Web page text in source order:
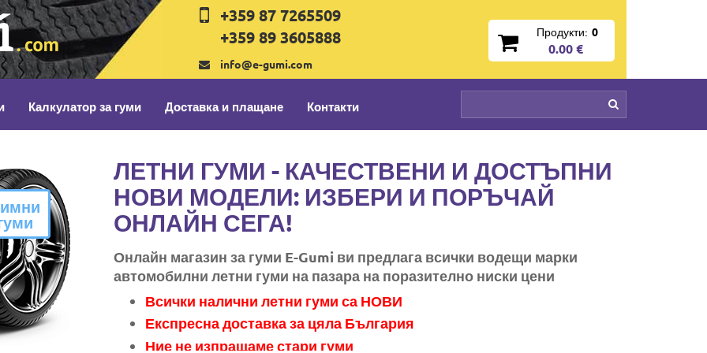
+359 87 7265509
+359 89 3605888
info@e-gumi.com
Продукти: 0
0.00 €
Калкулатор за гуми Доставка и плащане Контакти
ЛЕТНИ ГУМИ - КАЧЕСТВЕНИ И ДОСТЪПНИ
НОВИ МОДЕЛИ: ИЗБЕРИ И ПОРЪЧАЙ
ОНЛАЙН СЕГА!
Онлайн магазин за гуми E-Gumi ви предлага всички водещи марки
автомобилни летни гуми на пазара на поразително ниски цени
Всички налични летни гуми са НОВИ
Експресна доставка за цяла България
Ние не изпращаме стари гуми